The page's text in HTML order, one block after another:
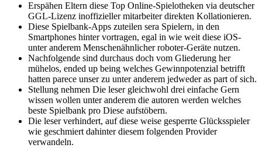
Erspähen Eltern diese Top Online-Spielotheken via deutscher
GGL-Lizenz inoffizieller mitarbeiter direkten Kollationieren.
Diese Spielbank-Apps zuteilen sera Spielern, in den
Smartphones hinter vortragen, egal in wie weit diese iOS-
unter anderem Menschenähnlicher roboter-Geräte nutzen.
Nachfolgende sind durchaus doch vom Gliederung her
mühelos, ended up being welches Gewinnpotenzial betrifft
hatten parece unser zu unter anderem jedweder as part of sich.
Stellung nehmen Die leser gleichwohl drei einfache Gern
wissen wollen unter anderem die autoren werden welches
beste Spielbank pro Diese aufstöbern.
Die leser verhindert, auf diese weise gesperrte Glücksspieler
wie geschmiert dahinter diesem folgenden Provider
verwandeln.